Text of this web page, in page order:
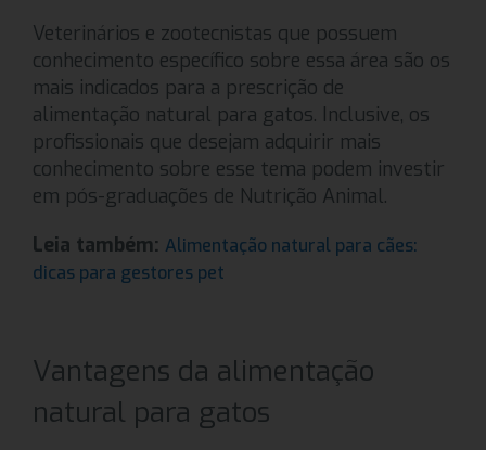
Veterinários e zootecnistas que possuem
conhecimento específico sobre essa área são os
mais indicados para a prescrição de
alimentação natural para gatos. Inclusive, os
profissionais que desejam adquirir mais
conhecimento sobre esse tema podem investir
em pós-graduações de Nutrição Animal.
Leia também: Alimentação natural para cães:
dicas para gestores pet
Vantagens da alimentação
natural para gatos